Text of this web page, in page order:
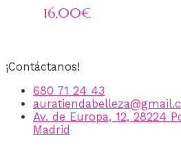
16,00€
¡Contáctanos!
680 71 24 43
Av. de Europa, 12, 28224
Madrid